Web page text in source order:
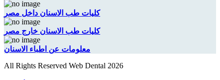
كليات طب الاسنان داخل مصر
كليات طب الاسنان خارج مصر
معلومات عن اطباء الاسنان
All Rights Reserved Web Dental 2026